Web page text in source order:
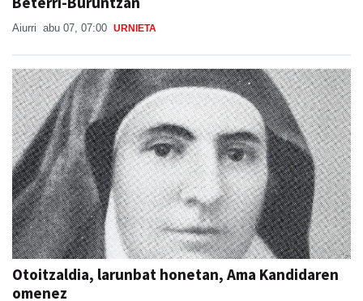
Otoitzaldia, larunbat honetan, Ama Kandidaren
omenez
Berrozpeko Jesusen Alaben Elkartea abu 07, 09:25 ANDOAIN